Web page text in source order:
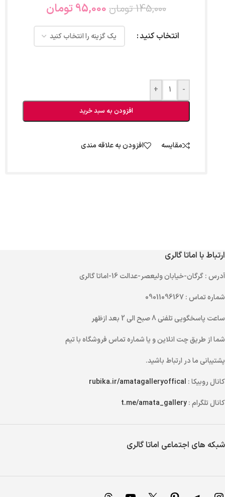
145,000 تومان 95,000تومان
انتخاب کنید
-
+
افزودن به سبد خرید
مقایسه افزودن به علاقه مندی
ارتباط با اماتا گالری
آدرس: گرگان-خیابان ولیعصر-عدالت 16-اماتا گالری
شماره تماس: 09011096167
ساعت پاسخگویی تلفنی
شما از طریقچت انلاینو یاشماره تماسفروشگاه با تیم
پشتیبانی ما در ارتباط باشید.
کانال روبیکا : rubika.ir/amatagalleryoffical
کانال تلگرام :t.me/amata_gallery
شبکه های اجتماعی اماتا گالری